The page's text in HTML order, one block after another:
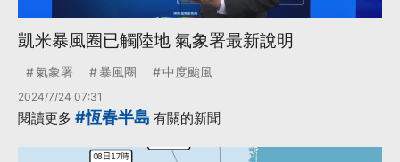
凱米暴風圈已觸陸地 氣象署最新說明
氣象署 暴風圈 中度颱風
2024/7/24 07:31
閱讀更多 #恆春半島 有關的新聞